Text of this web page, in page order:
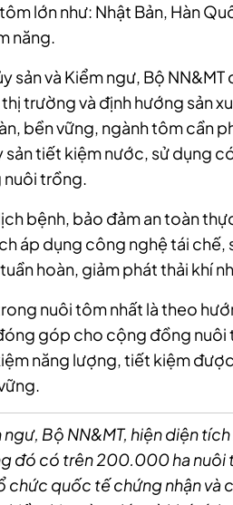
lớn như: Nhật Bản, Hàn
năng.
sản và Kiểm ngư, Bộ
trường và định hướng sản
bền vững, ngành tôm cần
tiết kiệm nước, sử dụng
nuôi trồng.
bệnh, bảo đảm an toàn
áp dụng công nghệ tái chế,
hoàn, giảm phát thải khí
nuôi tôm nhất là theo
góp cho cộng đồng nuôi
năng lượng, tiết kiệm
Bộ NN&MT, hiện diện
đó có trên 200.000 ha nuôi
quốc tế chứng nhận và